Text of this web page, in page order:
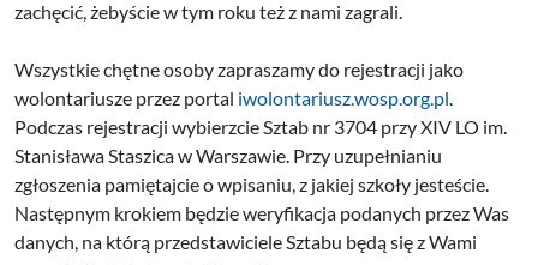
zachęcić, żebyście w tym roku też z nami zagrali.
Wszystkie chętne osoby zapraszamy do rejestracji jako
wolontariusze przez portal iwolontariusz.wosp.org.pl.
Podczas rejestracji wybierzcie Sztab nr 3704 przy XIV LO im.
Stanisława Staszica w Warszawie. Przy uzupełnianiu
zgłoszenia pamiętajcie o wpisaniu, z jakiej szkoły jesteście.
Następnym krokiem będzie weryfikacja podanych przez Was
danych, na którą przedstawiciele Sztabu będą się z Wami